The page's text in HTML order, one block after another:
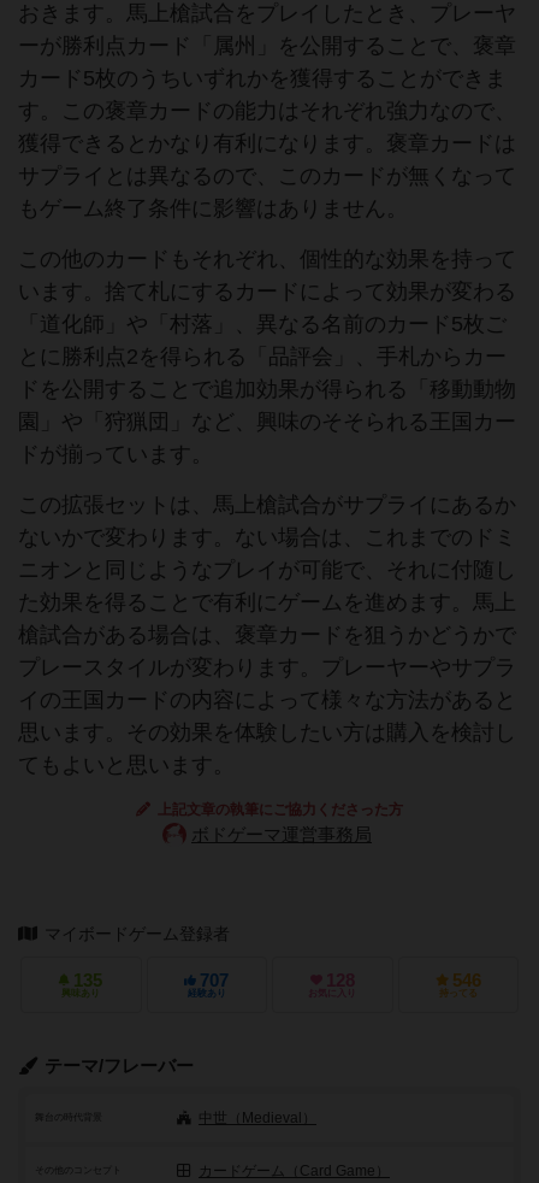
おきます。馬上槍試合をプレイしたとき、プレーヤ
ーが勝利点カード「属州」を公開することで、褒章
カード5枚のうちいずれかを獲得することができま
す。この褒章カードの能力はそれぞれ強力なので、
獲得できるとかなり有利になります。褒章カードは
サプライとは異なるので、このカードが無くなって
もゲーム終了条件に影響はありません。
この他のカードもそれぞれ、個性的な効果を持って
います。捨て札にするカードによって効果が変わる
「道化師」や「村落」、異なる名前のカード5枚ご
とに勝利点2を得られる「品評会」、手札からカー
ドを公開することで追加効果が得られる「移動動物
園」や「狩猟団」など、興味のそそられる王国カー
ドが揃っています。
この拡張セットは、馬上槍試合がサプライにあるか
ないかで変わります。ない場合は、これまでのドミ
ニオンと同じようなプレイが可能で、それに付随し
た効果を得ることで有利にゲームを進めます。馬上
槍試合がある場合は、褒章カードを狙うかどうかで
プレースタイルが変わります。プレーヤーやサプラ
イの王国カードの内容によって様々な方法があると
思います。その効果を体験したい方は購入を検討し
てもよいと思います。
上記文章の執筆にご協力くださった方
ボドゲーマ運営事務局
マイボードゲーム登録者
135
興味あり
707
経験あり
128
お気に入り
546
持ってる
テーマ/フレーバー
舞台の時代背景 中世（Medieval）
その他のコンセプト カードゲーム（Card Game）